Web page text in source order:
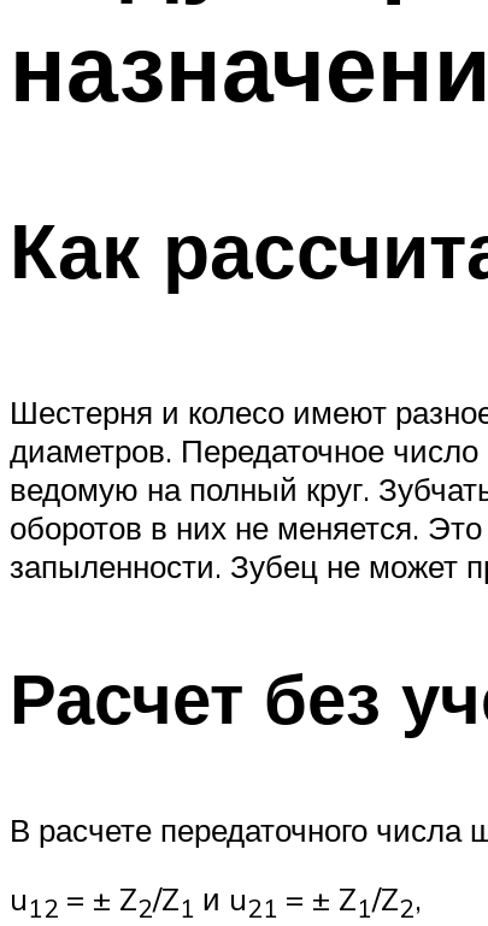
Как
Шестерня и колесо имеют
диаметров. Передаточное
ведомую на полный круг.
оборотов в них не меняется.
запыленности. Зубец не может
Расчет без
В расчете передаточного
u12 = ± Z2/Z1 и u21 = ± Z1/Z2,